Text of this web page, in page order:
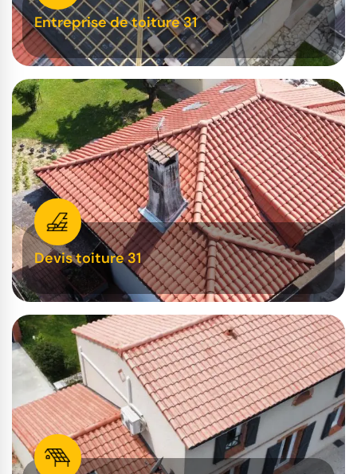
Entreprise de toiture 31
Devis toiture 31